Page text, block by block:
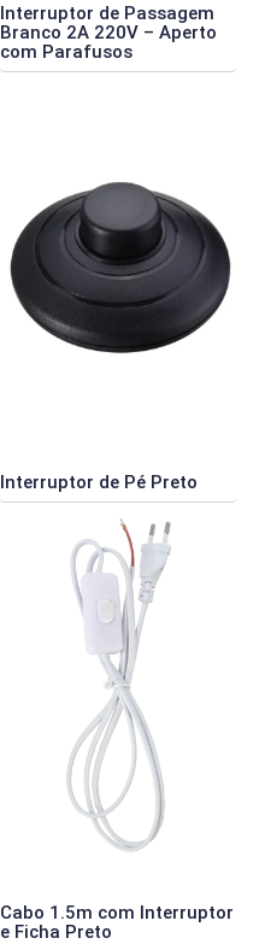
Interruptor de Passagem
Branco 2A 220V – Aperto
com Parafusos
Interruptor de Pé Preto
Cabo 1.5m com Interruptor
e Ficha Preto